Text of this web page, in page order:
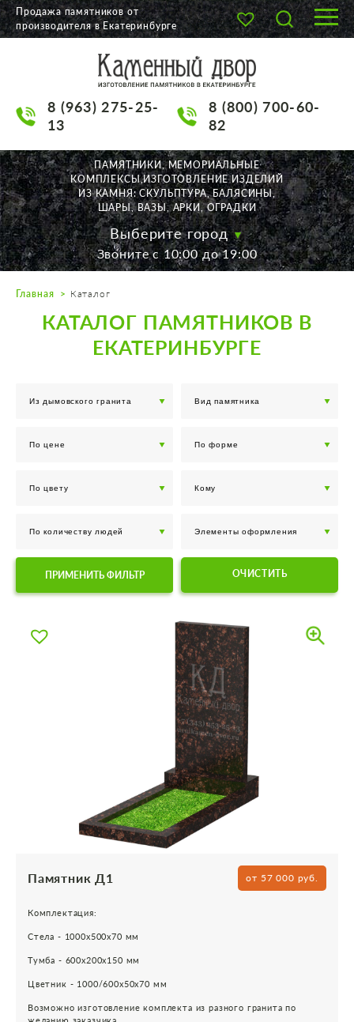
О КОМПАНИИ
НАШИ РАБОТЫ
АКЦИИ
ДОСТАВКА
КОНТАКТЫ
K2532513@yandex.ru
Пн. — Пт. с 10:00 до 19:00
Воскресенье по договор.
Продажа памятников от
производителя в Екатеринбурге
8 (963) 275-25-
13
8 (800) 700-60-
82
ПАМЯТНИКИ, МЕМОРИАЛЬНЫЕ
КОМПЛЕКСЫ,ИЗГОТОВЛЕНИЕ ИЗДЕЛИЙ
ИЗ КАМНЯ: СКУЛЬПТУРА, БАЛЯСИНЫ,
ШАРЫ, ВАЗЫ, АРКИ, ОГРАДКИ
Выберите город
Звоните с 10:00 до 19:00
Главная Каталог
КАТАЛОГ ПАМЯТНИКОВ В
ЕКАТЕРИНБУРГЕ
ПРИМЕНИТЬ ФИЛЬТР ОЧИСТИТЬ
Памятник Д1 от 57 000 руб.
Комплектация:
Стела - 1000х500х70 мм
Тумба - 600х200х150 мм
Цветник - 1000/600х50х70 мм
Возможно изготовление комплекта из разного гранита по